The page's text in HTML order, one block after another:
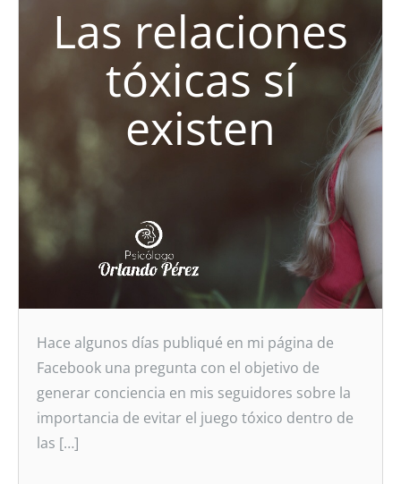
Las relaciones
tóxicas sí
existen
Hace algunos días publiqué en mi página de
Facebook una pregunta con el objetivo de
generar conciencia en mis seguidores sobre la
importancia de evitar el juego tóxico dentro de
las […]